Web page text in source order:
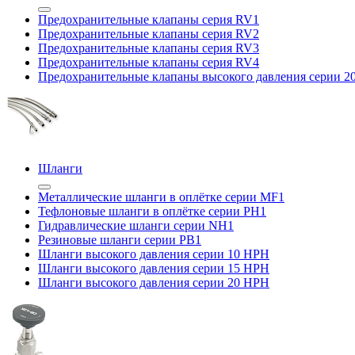
Предохранительные клапаны серия RV1
Предохранительные клапаны серия RV2
Предохранительные клапаны серия RV3
Предохранительные клапаны серия RV4
Предохранительные клапаны высокого давления серии
Шланги
Металлические шланги в оплётке серии MF1
Тефлоновые шланги в оплётке серии PH1
Гидравлические шланги серии NH1
Резиновые шланги серии PB1
Шланги высокого давления серии 10 HPH
Шланги высокого давления серии 15 HPH
Шланги высокого давления серии 20 HPH